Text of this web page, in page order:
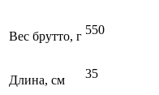
Вес брутто, г 550
Длина, см 35